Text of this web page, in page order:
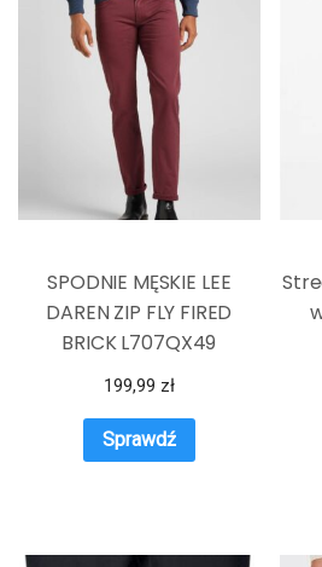
SPODNIE MĘSKIE LEE
DAREN ZIP FLY FIRED
BRICK L707QX49
199,99 zł
Sprawdź